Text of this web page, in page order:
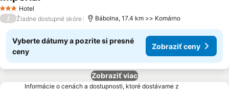
3 Počet hviezdičiek
Hotel
Zobraziť ceny
/ Žiadne dostupné skóre Bábolna, 17.4 km >> Komárno
Vyberte dátumy a pozrite si presné
ceny
Zobraziť ceny
Zobraziť viac
Informácie o cenách a dostupnosti, ktoré dostávame z